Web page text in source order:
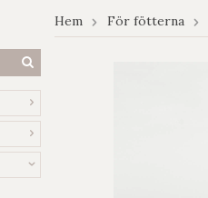
Hem För fötterna